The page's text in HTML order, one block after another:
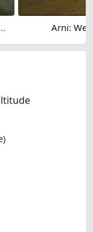
BernerOberland Arni: